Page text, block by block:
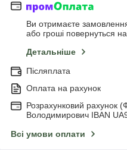
Ви отримаєте
або гроші повернуться
Детальніше
Післяплата
Оплата на рахунок
Розрахунковий рахунок
Володимирович IBAN
Всі умови оплати